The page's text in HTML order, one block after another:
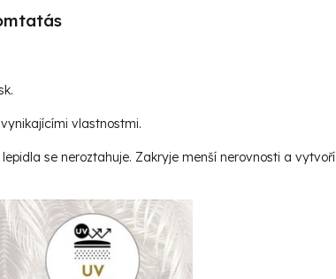
vlastnostmi.
se neroztahuje. Zakryje menší nerovnosti a vytvoří